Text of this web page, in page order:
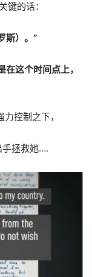
键的话：
斯）。”
这个时间点上，
控制之下，
手拯救她….